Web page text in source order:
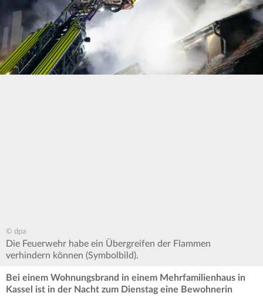
© dpa
Die Feuerwehr habe ein Übergreifen der Flammen
verhindern können (Symbolbild).
Bei einem Wohnungsbrand in einem Mehrfamilienhaus in
Kassel ist in der Nacht zum Dienstag eine Bewohnerin